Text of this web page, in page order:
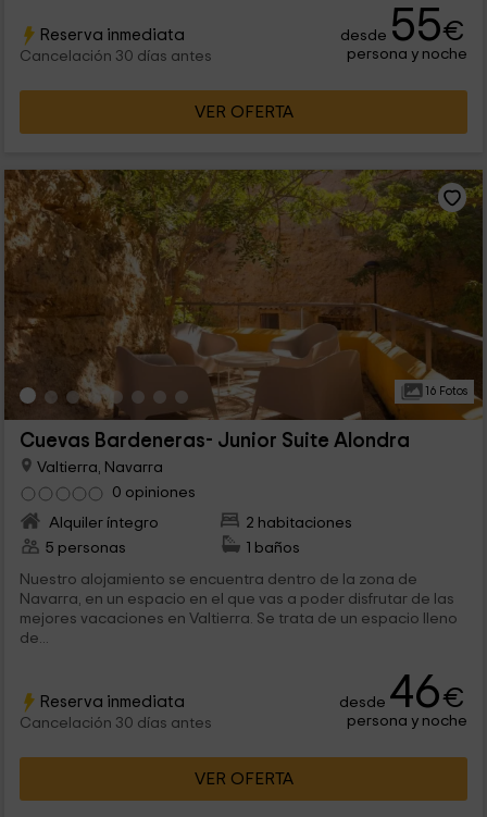
Reserva inmediata
Cancelación 30 días antes
desde 55€
persona y noche
VER OFERTA
16 Fotos
Cuevas Bardeneras- Junior Suite Alondra
Valtierra, Navarra
0 opiniones
Alquiler íntegro
2 habitaciones
5 personas
1 baños
Nuestro alojamiento se encuentra dentro de la zona de
Navarra, en un espacio en el que vas a poder disfrutar de las
mejores vacaciones en Valtierra. Se trata de un espacio lleno
de...
Reserva inmediata
Cancelación 30 días antes
desde 46€
persona y noche
VER OFERTA